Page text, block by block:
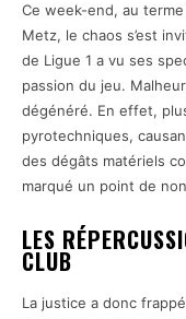
Ce week-end, au
Metz, le chaos s’est
de Ligue 1 a vu ses
passion du jeu.
dégénéré. En effet,
pyrotechniques,
des dégâts matériels
marqué un point de
LES
CLUB
La justice a donc